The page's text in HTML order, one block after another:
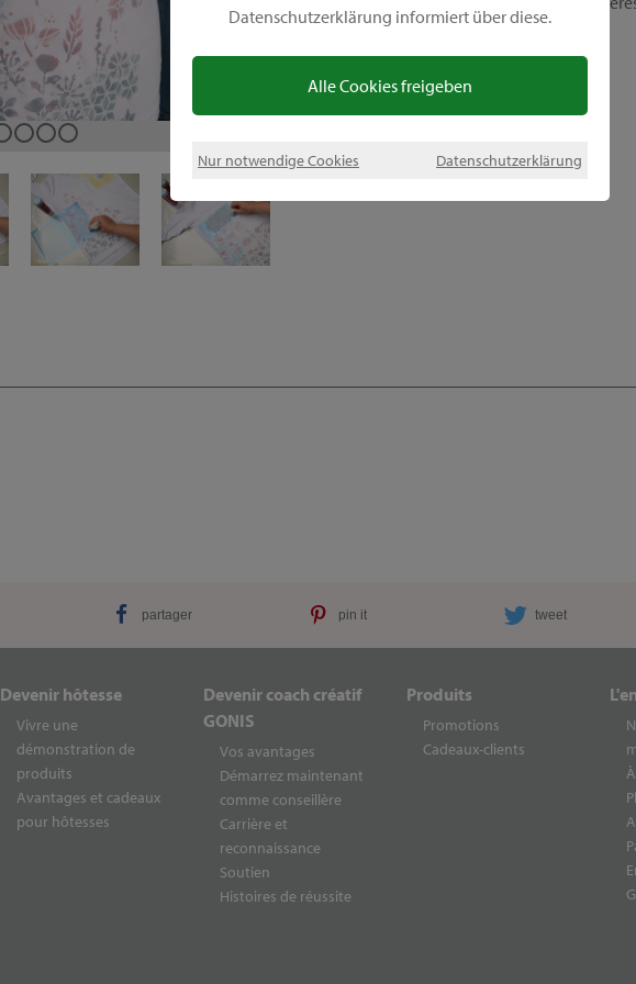
Datenschutzerklärung informiert über diese.
Alle Cookies freigeben
Nur notwendige Cookies Datenschutzerklärung
partager pin it tweet
Devenir hôtesse
Vivre une
démonstration de
produits
Avantages et cadeaux
pour hôtesses
Devenir coach créatif
GONIS
Vos avantages
Démarrez maintenant
comme conseillère
Carrière et
reconnaissance
Soutien
Histoires de réussite
Produits
Promotions
Cadeaux-clients